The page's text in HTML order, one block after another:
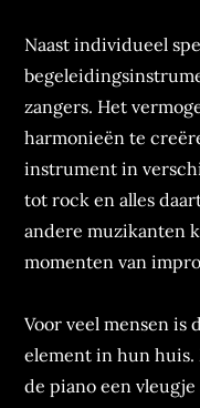
Naast individueel
zangers. Het
harmonieën te
instrument in
tot rock en alles
andere muzikanten
momenten van
Voor veel mensen is
element in hun
de piano een vleugje